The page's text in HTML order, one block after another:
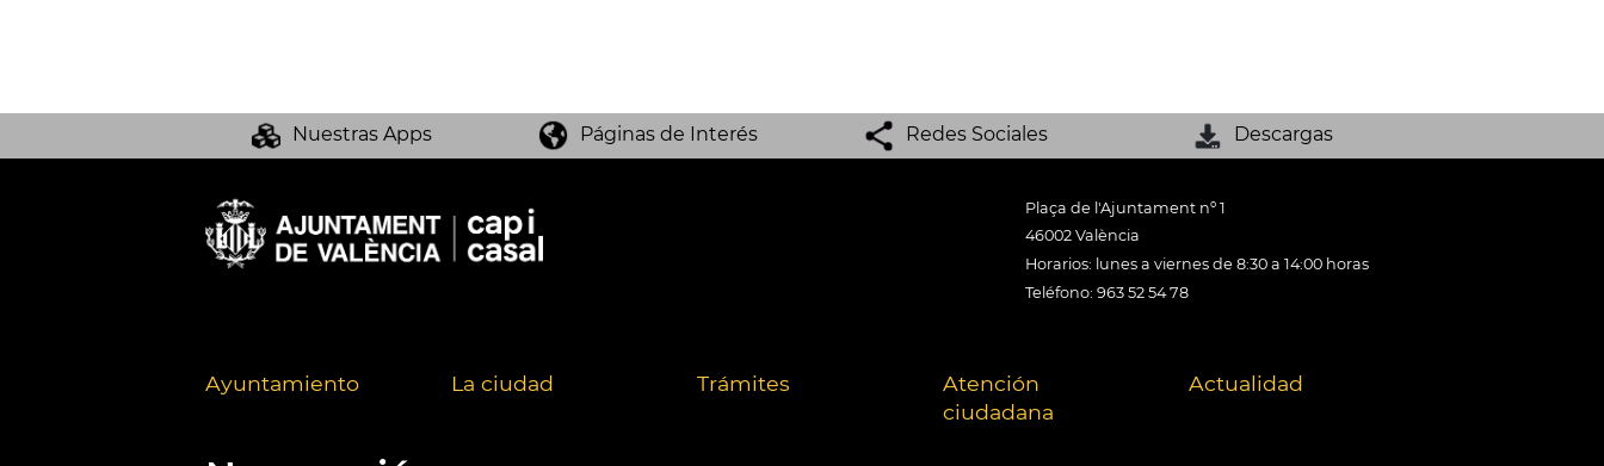
Nuestras Apps Páginas de Interés Redes Sociales Descargas
Plaça de l'Ajuntament nº 1
46002 València
Horarios: lunes a viernes de 8:30 a 14:00 horas
Teléfono: 963 52 54 78
Ayuntamiento La ciudad Trámites
Atención
ciudadana
Actualidad